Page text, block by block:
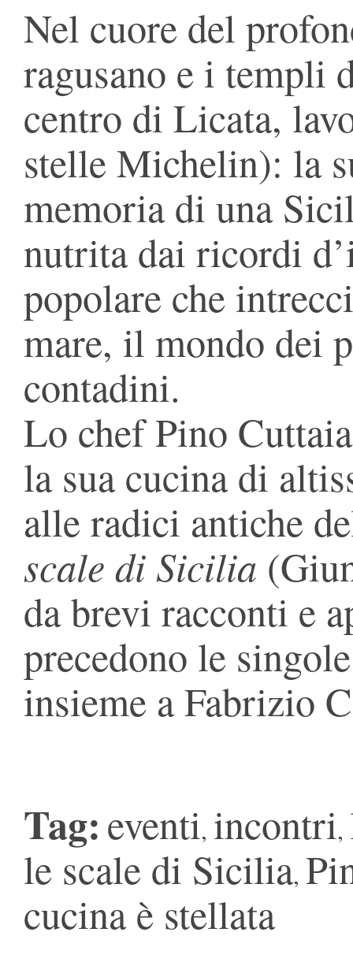
Nel cuore del
ragusano e i templi
centro di Licata,
stelle Michelin): la
memoria di una
nutrita dai ricordi
popolare che
mare, il mondo dei
contadini.
Lo chef Pino
la sua cucina di
alle radici antiche
scale di Sicilia
da brevi racconti e
precedono le
insieme a Fabrizio
Tag:eventi, incontri,
le scale di Sicilia,
cucina è stellata